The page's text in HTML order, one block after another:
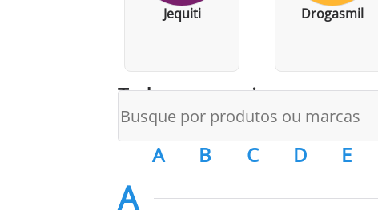
Jequiti Drogasmil
Todos os parceiros
A B C D E
A